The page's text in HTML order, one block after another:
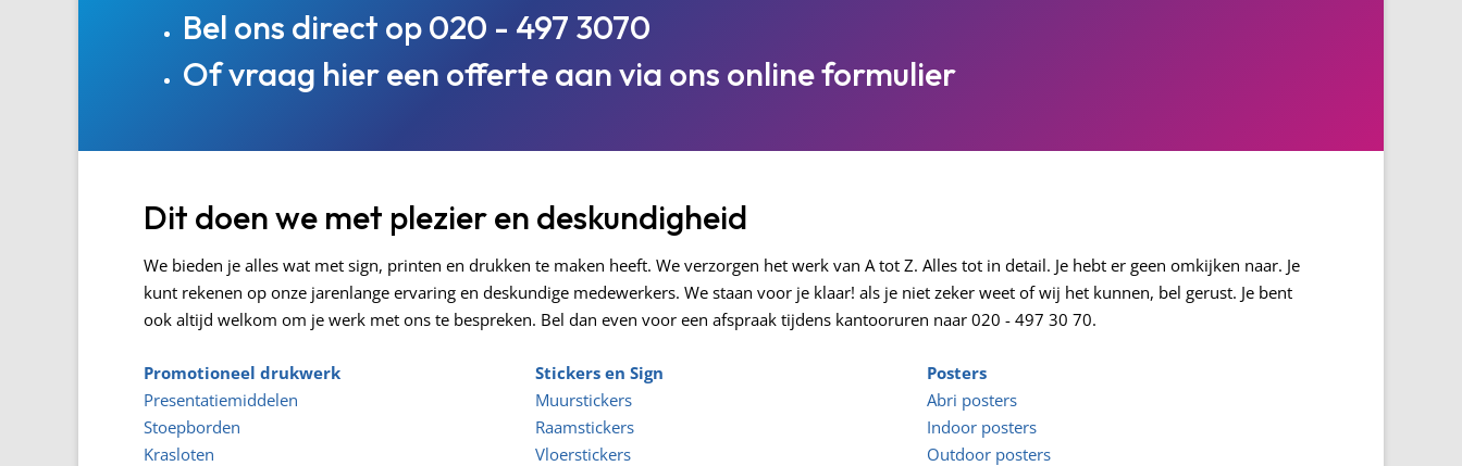
Bel ons direct op020 - 497 3070
Of vraag hier een offerte aan via ons online formulier
Dit doen we met plezier en deskundigheid
We bieden je alles wat met sign, printen en drukken te maken heeft. We verzorgen het werk van A tot Z. Alles tot in detail. Je hebt er geen omkijken naar. Je
kunt rekenen op onze jarenlange ervaring en deskundige medewerkers. We staan voor je klaar! als je niet zeker weet of wij het kunnen, bel gerust. Je bent
ook altijd welkom om je werk met ons te bespreken. Bel dan even voor een afspraak tijdens kantooruren naar 020 - 497 30 70.
Promotioneel drukwerk
Presentatiemiddelen
Stoepborden
Krasloten
Stickers en Sign
Muurstickers
Raamstickers
Vloerstickers
Posters
Abri posters
Indoor posters
Outdoor posters